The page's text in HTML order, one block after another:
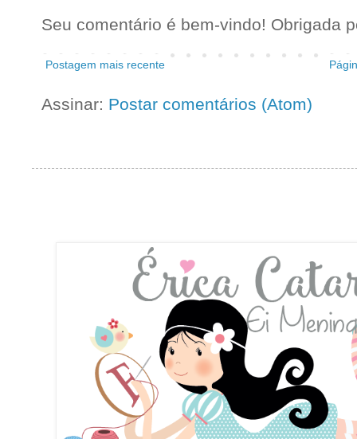
Seu comentário é bem-vindo! Obrigada
Postagem mais recente
Assinar: Postar comentários (Atom)